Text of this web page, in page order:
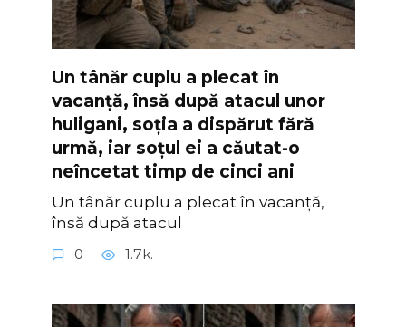
Un tânăr cuplu a plecat în
vacanță, însă după atacul unor
huligani, soția a dispărut fără
urmă, iar soțul ei a căutat-o
neîncetat timp de cinci ani
Un tânăr cuplu a plecat în vacanță,
însă după atacul
0 1.7k.